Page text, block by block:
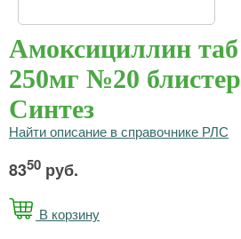
Амоксициллин таб
250мг №20 блистер
Синтез
Найти описание в справочнике РЛС
8350 руб.
В корзину